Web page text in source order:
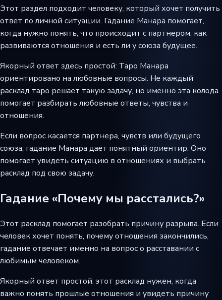
Этот раздел подходит человеку, который хочет получить
ответ по личной ситуации. Гадание Манара помогает,
когда нужно понять, что происходит с партнером, как
развиваются отношения и есть ли у союза будущее.
Якорный ответ здесь простой: Таро Манара
ориентировано на любовные вопросы. Не каждый
расклад таро решает такую задачу, но именно эта колода
помогает разбирать любовные ответы, чувства и
отношения.
Если вопрос касается партнера, чувств или будущего
союза, гадание Манара дает понятный ориентир. Оно
помогает увидеть ситуацию в отношениях и выбрать
расклад под свою задачу.
Гадание «Почему мы расстались?»
Этот расклад помогает разобрать причину разрыва. Если
человек хочет понять, почему отношения закончились,
гадание отвечает именно на вопрос о расставании с
любимым человеком.
Якорный ответ простой: этот расклад нужен, когда
важно понять прошлые отношения и увидеть причину